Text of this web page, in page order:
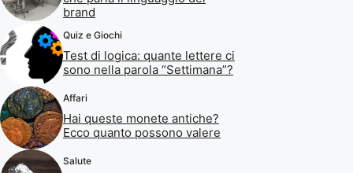
brand
Quiz e Giochi
Test di logica: quante lettere ci
sono nella parola “Settimana”?
Affari
Hai queste monete antiche?
Ecco quanto possono valere
Salute